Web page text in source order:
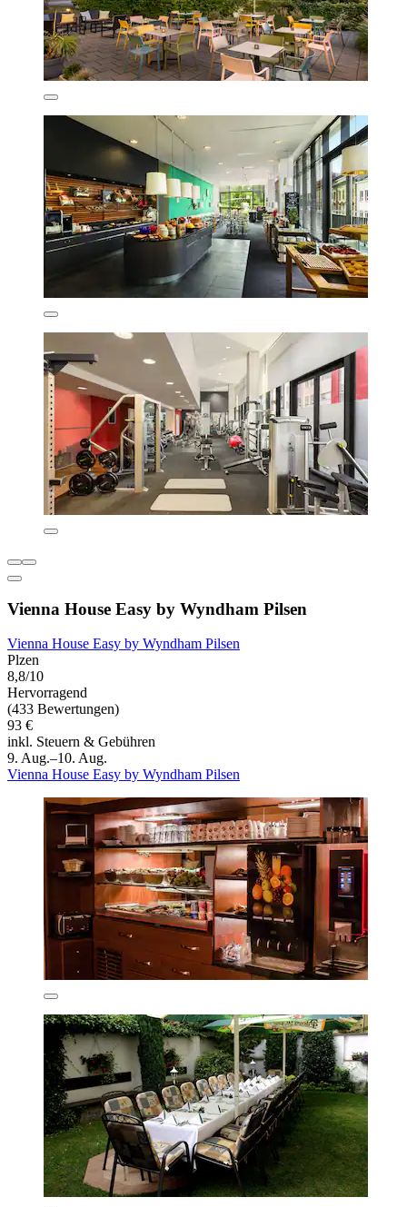
Vienna House Easy by Wyndham Pilsen
Vienna House Easy by Wyndham Pilsen
Plzen
8,8/10
Hervorragend
(433 Bewertungen)
93 €
inkl. Steuern & Gebühren
9. Aug.–10. Aug.
Vienna House Easy by Wyndham Pilsen